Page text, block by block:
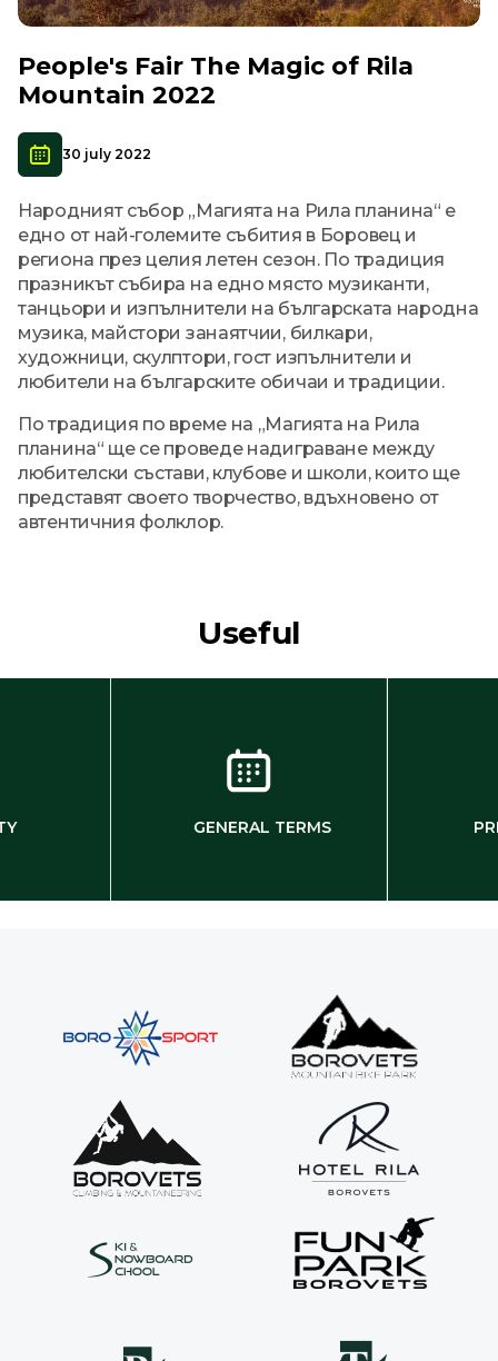
People's Fair The Magic of Rila
Mountain 2022
30 july 2022
Народният събор „Магията на Рила планина“ е
едно от най-големите събития в Боровец и
региона през целия летен сезон. По традиция
празникът събира на едно място музиканти,
танцьори и изпълнители на българската народна
музика, майстори занаятчии, билкари,
художници, скулптори, гост изпълнители и
любители на българските обичаи и традиции.
По традиция по време на „Магията на Рила
планина“ ще се проведе надиграване между
любителски състави, клубове и школи, които ще
представят своето творчество, вдъхновено от
автентичния фолклор.
Useful
GENERAL TERMS